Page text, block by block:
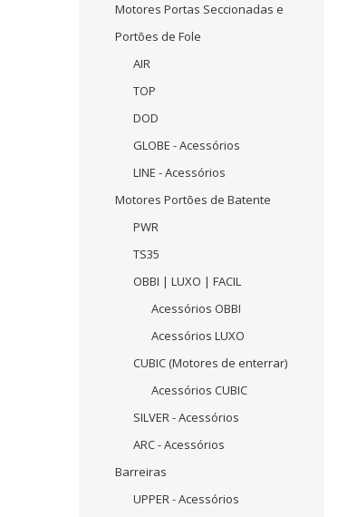
Motores Portas Seccionadas e
Portões de Fole
AIR
TOP
DOD
GLOBE - Acessórios
LINE - Acessórios
Motores Portões de Batente
PWR
TS35
OBBI | LUXO | FACIL
Acessórios OBBI
Acessórios LUXO
CUBIC (Motores de enterrar)
Acessórios CUBIC
SILVER - Acessórios
ARC - Acessórios
Barreiras
UPPER - Acessórios